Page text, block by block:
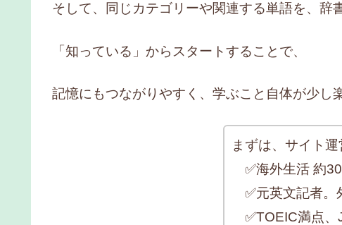
そして、同じカテゴリーや関連する単語を、辞
「知っている」からスタートすることで、
記憶にもつながりやすく、学ぶこと自体が少し
まずは、サイト運
✅海外生活 約
✅元英文記者。
✅TOEIC満点、